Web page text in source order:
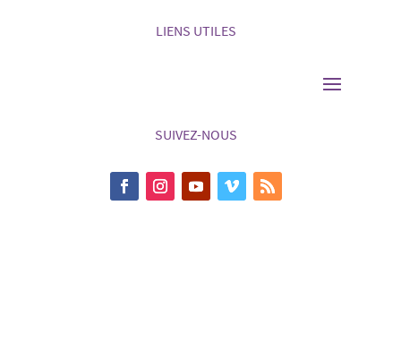
LIENS UTILES
SUIVEZ-NOUS